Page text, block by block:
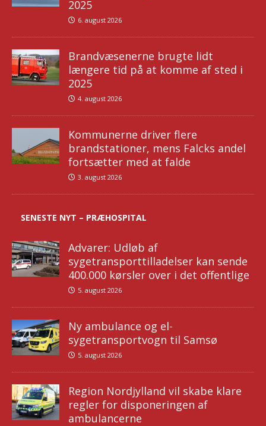
2025
6. august 2026
Brandvæsenerne brugte lidt
længere tid på at komme af sted i
2025
4. august 2026
Kommunerne driver flere
brandstationer, mens Falcks andel
fortsætter med at falde
3. august 2026
SENESTE NYT – PRÆHOSPITAL
Advarer: Udløb af
sygetransporttilladelser kan sende
400.000 kørsler over i det offentlige
5. august 2026
Ny ambulance og el-
sygetransportvogn til Samsø
5. august 2026
Region Nordjylland vil skabe klare
regler for disponeringen af
ambulancerne